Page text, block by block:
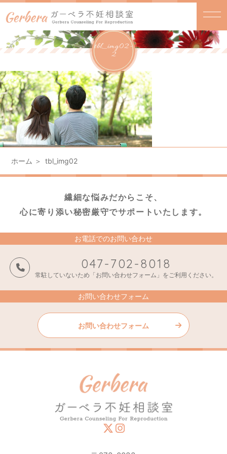
tbl_img02-
2
ホーム tbl_img02
繊細な悩みだからこそ、
心に寄り添い秘密厳守でサポートいたします。
お電話でのお問い合わせ
047-702-8018
常駐していないため「お問い合わせフォーム」をご利用ください。
お問い合わせフォーム
お問い合わせフォーム